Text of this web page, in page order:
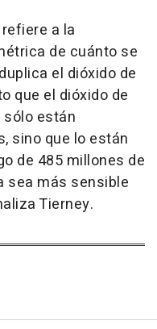
a la
de cuánto se
el dióxido de
que el dióxido de
están
sino que lo están
de 485 millones de
sea más sensible
Tierney.